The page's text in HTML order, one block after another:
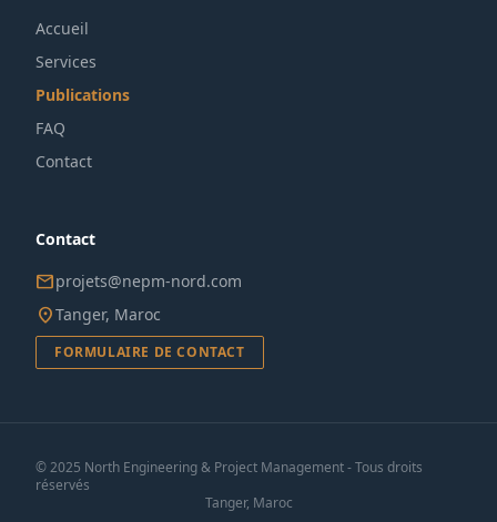
Accueil
Services
Publications
FAQ
Contact
Contact
mailprojets@nepm-nord.com
location_onTanger, Maroc
FORMULAIRE DE CONTACT
© 2025 North Engineering & Project Management - Tous droits
réservés
Tanger, Maroc